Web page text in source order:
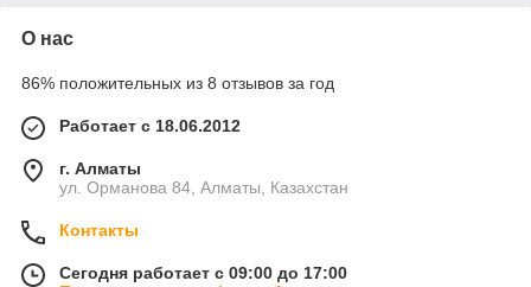
О нас
86% положительных из 8 отзывов за год
Работает с 18.06.2012
г. Алматы
ул. Орманова 84, Алматы, Казахстан
Контакты
Сегодня работает с 09:00 до 17:00